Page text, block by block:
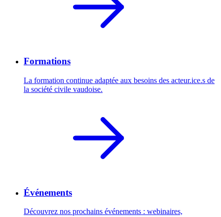
Formations
La formation continue adaptée aux besoins des acteur.ice.s de
la société civile vaudoise.
Événements
Découvrez nos prochains événements : webinaires,